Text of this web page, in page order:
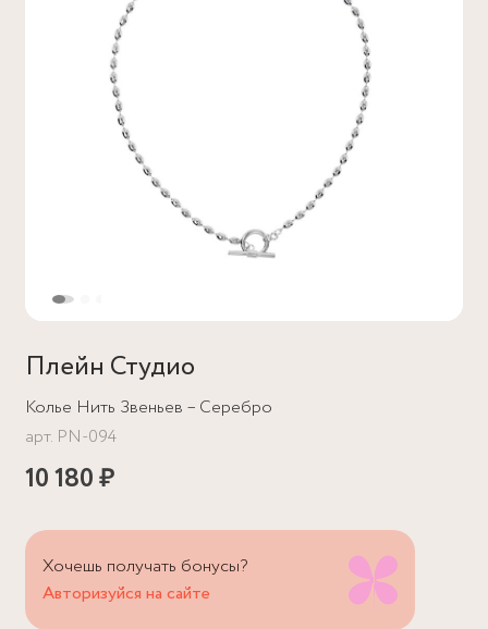
Плейн Студио
Колье Нить Звеньев – Серебро
арт. PN-094
10 180 ₽
Хочешь получать бонусы?
Авторизуйся на сайте